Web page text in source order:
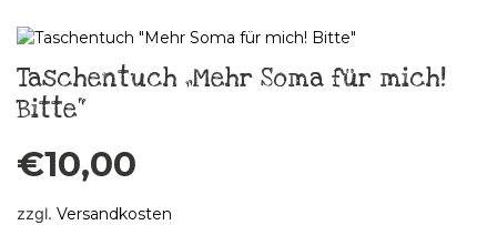
Taschentuch „Mehr Soma für mich!
Bitte“
€10,00
zzgl. Versandkosten